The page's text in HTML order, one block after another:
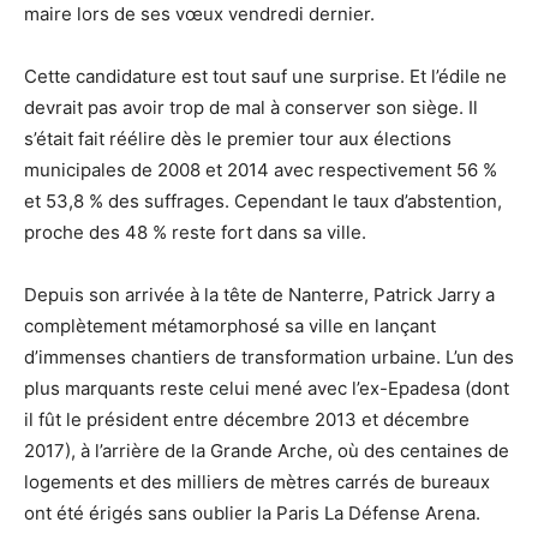
maire lors de ses vœux vendredi dernier.
Cette candidature est tout sauf une surprise. Et l’édile ne
devrait pas avoir trop de mal à conserver son siège. Il
s’était fait réélire dès le premier tour aux élections
municipales de 2008 et 2014 avec respectivement 56 %
et 53,8 % des suffrages. Cependant le taux d’abstention,
proche des 48 % reste fort dans sa ville.
Depuis son arrivée à la tête de Nanterre, Patrick Jarry a
complètement métamorphosé sa ville en lançant
d’immenses chantiers de transformation urbaine. L’un des
plus marquants reste celui mené avec l’ex-Epadesa (dont
il fût le président entre décembre 2013 et décembre
2017), à l’arrière de la Grande Arche, où des centaines de
logements et des milliers de mètres carrés de bureaux
ont été érigés sans oublier la Paris La Défense Arena.